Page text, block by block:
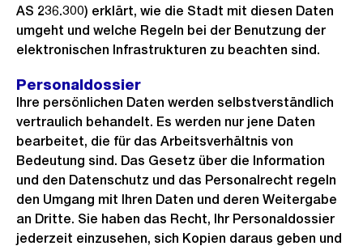
AS 236.300) erklärt, wie die Stadt mit diesen Daten
umgeht und welche Regeln bei der Benutzung der
elektronischen Infrastrukturen zu beachten sind.
Personaldossier
Ihre persönlichen Daten werden selbstverständlich
vertraulich behandelt. Es werden nur jene Daten
bearbeitet, die für das Arbeitsverhältnis von
Bedeutung sind. Das Gesetz über die Information
und den Datenschutz und das Personalrecht regeln
den Umgang mit Ihren Daten und deren Weitergabe
an Dritte. Sie haben das Recht, Ihr Personaldossier
jederzeit einzusehen, sich Kopien daraus geben und